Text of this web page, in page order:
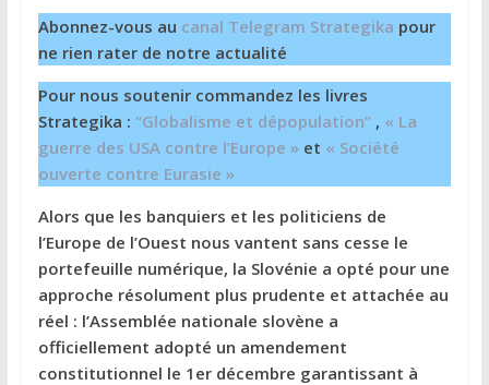
Abonnez-vous au canal Telegram Strategika pour
ne rien rater de notre actualité
Pour nous soutenir commandez les livres
Strategika : “Globalisme et dépopulation”, « La
guerre des USA contre l’Europe » et « Société
ouverte contre Eurasie »
Alors que les banquiers et les politiciens de
l’Europe de l’Ouest nous vantent sans cesse le
portefeuille numérique, la Slovénie a opté pour une
approche résolument plus prudente et attachée au
réel : l’Assemblée nationale slovène a
officiellement adopté un amendement
constitutionnel le 1er décembre garantissant à